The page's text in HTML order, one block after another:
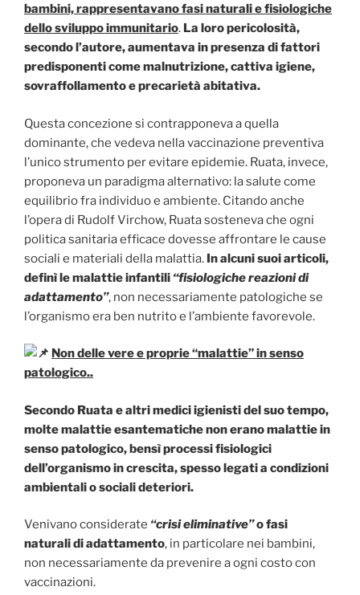
bambini, rappresentavano fasi naturali e fisiologiche
dello sviluppo immunitario. La loro pericolosità,
secondo l’autore, aumentava in presenza di fattori
predisponenti come malnutrizione, cattiva igiene,
sovraffollamento e precarietà abitativa.
Questa concezione si contrapponeva a quella
dominante, che vedeva nella vaccinazione preventiva
l’unico strumento per evitare epidemie. Ruata, invece,
proponeva un paradigma alternativo: la salute come
equilibrio fra individuo e ambiente. Citando anche
l’opera di Rudolf Virchow, Ruata sosteneva che ogni
politica sanitaria efficace dovesse affrontare le cause
sociali e materiali della malattia. In alcuni suoi articoli,
definì le malattie infantili “fisiologiche reazioni di
adattamento”, non necessariamente patologiche se
l’organismo era ben nutrito e l’ambiente favorevole.
Non delle vere e proprie “malattie” in senso
patologico..
Secondo Ruata e altri medici igienisti del suo tempo,
molte malattie esantematiche non erano malattie in
senso patologico, bensì processi fisiologici
dell’organismo in crescita, spesso legati a condizioni
ambientali o sociali deteriori.
Venivano considerate “crisi eliminative”o fasi
naturali di adattamento, in particolare nei bambini,
non necessariamente da prevenire a ogni costo con
vaccinazioni.